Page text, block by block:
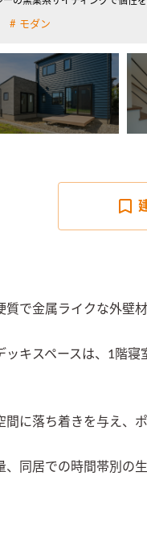
モダン
質で金属ライクな外壁
ッキスペースは、1階
間に落ち着きを与え、
同居での時間帯別の